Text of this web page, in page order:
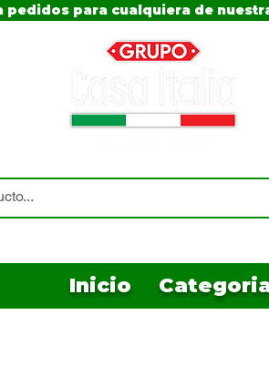
pedidos para cualquiera de
Inicio